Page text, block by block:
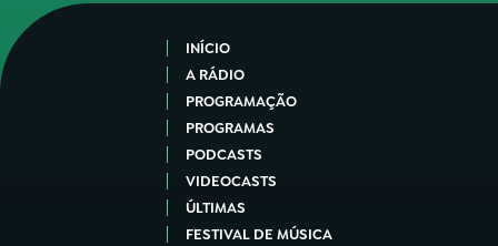
INÍCIO
A RÁDIO
PROGRAMAÇÃO
PROGRAMAS
PODCASTS
VIDEOCASTS
ÚLTIMAS
FESTIVAL DE MÚSICA